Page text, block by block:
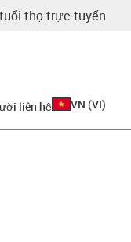
thọ trực tuyến
liên hệ VN (VI)